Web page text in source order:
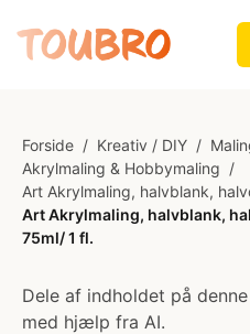
Forside / Kreativ / DIY /
Akrylmaling & Hobbymaling /
Art Akrylmaling, halvblank,
Art Akrylmaling, halvblank,
75ml/ 1 fl.
Dele af indholdet på
med hjælp fra AI.